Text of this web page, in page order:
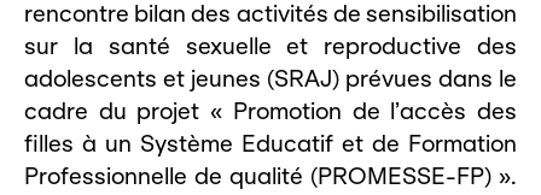
rencontre bilan des activités de sensibilisation
sur la santé sexuelle et reproductive des
adolescents et jeunes (SRAJ) prévues dans le
cadre du projet « Promotion de l’accès des
filles à un Système Educatif et de Formation
Professionnelle de qualité (PROMESSE-FP) ».